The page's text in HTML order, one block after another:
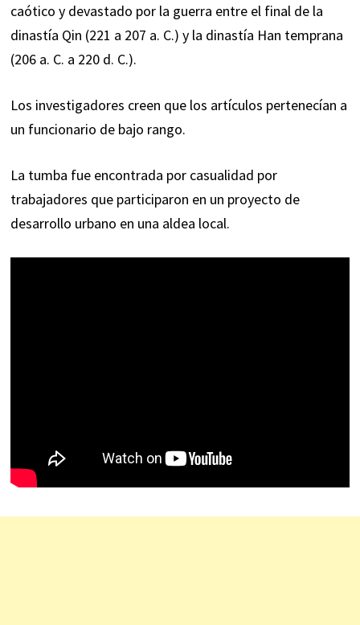
caótico y devastado por la guerra entre el final de la
dinastía Qin (221 a 207 a. C.) y la dinastía Han temprana
(206 a. C. a 220 d. C.).
Los investigadores creen que los artículos pertenecían a
un funcionario de bajo rango.
La tumba fue encontrada por casualidad por
trabajadores que participaron en un proyecto de
desarrollo urbano en una aldea local.